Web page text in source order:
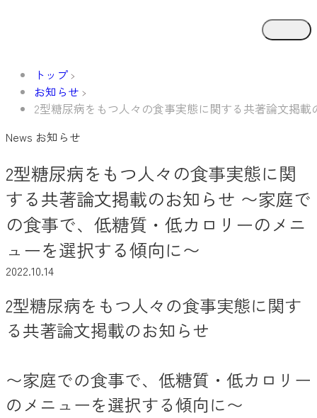
トップ
お知らせ
2型糖尿病をもつ人々の食事実態に関する共著論文掲
News お知らせ
2型糖尿病をもつ人々の食事実態に関
する共著論文掲載のお知らせ 〜家庭で
の食事で、低糖質・低カロリーのメニ
ューを選択する傾向に〜
2022.10.14
2型糖尿病をもつ人々の食事実態に関す
る共著論文掲載のお知らせ
〜家庭での食事で、低糖質・低カロリー
のメニューを選択する傾向に〜